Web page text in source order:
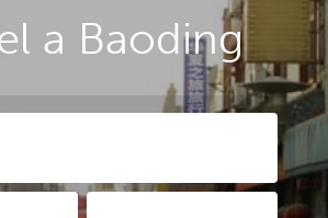
a Baoding